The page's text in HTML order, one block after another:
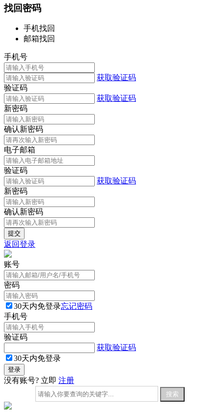
找回密码
手机找回
邮箱找回
手机号
获取验证码
验证码
获取验证码
新密码
确认新密码
电子邮箱
验证码
获取验证码
新密码
确认新密码
返回登录
账号
密码
30天内免登录忘记密码
手机号
验证码
获取验证码
30天内免登录
没有账号? 立即 注册